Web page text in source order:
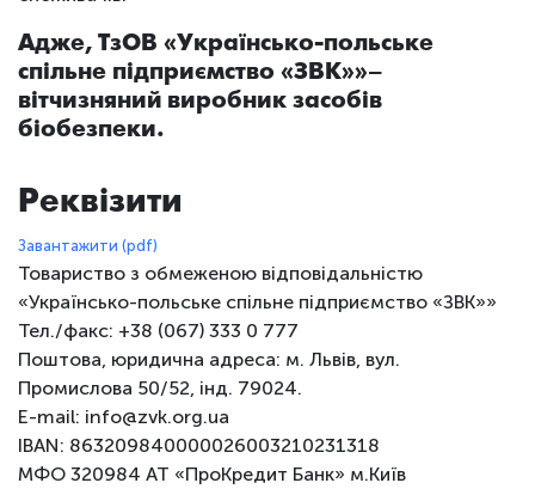
Адже, ТзОВ «Українсько-польське
спільне підприємство «ЗВК»»–
вітчизняний виробник засобів
біобезпеки.
Реквізити
Завантажити (pdf)
Товариство з обмеженою відповідальністю
«Українсько-польське спільне підприємство «ЗВК»»
Тел./факс: +38 (067) 333 0 777
Поштова, юридична адреса: м. Львів, вул.
Промислова 50/52, інд. 79024.
E-mail: info@zvk.org.ua
IBAN: 863209840000026003210231318
МФО 320984 АТ «ПроКредит Банк» м.Київ